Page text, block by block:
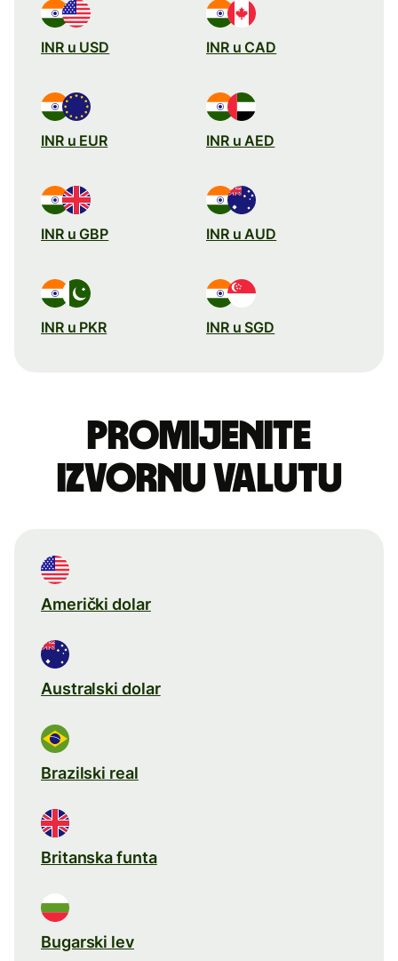
INR u USD INR u CAD
INR u EUR INR u AED
INR u GBP INR u AUD
INR u PKR INR u SGD
Promijenite
izvornu valutu
Američki dolar
Australski dolar
Brazilski real
Britanska funta
Bugarski lev